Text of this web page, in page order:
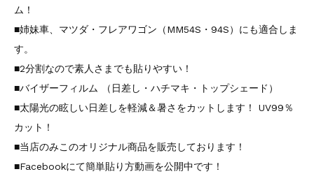
ム！
■姉妹車、マツダ・フレアワゴン（MM54S・94S）にも適合しま
す。
■2分割なので素人さまでも貼りやすい！
■バイザーフィルム （日差し・ハチマキ・トップシェード）
■太陽光の眩しい日差しを軽減＆暑さをカットします！ UV99％
カット！
■当店のみこのオリジナル商品を販売しております！
■Facebookにて簡単貼り方動画を公開中です！